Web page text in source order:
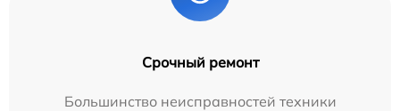
Срочный ремонт
Большинство неисправностей техники